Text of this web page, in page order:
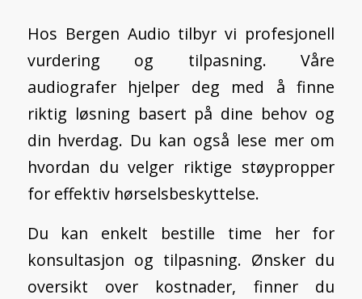
Hos Bergen Audio tilbyr vi profesjonell
vurdering og tilpasning. Våre
audiografer hjelper deg med å finne
riktig løsning basert på dine behov og
din hverdag. Du kan også lese mer om
hvordan du velger riktige støypropper
for effektiv hørselsbeskyttelse.
Du kan enkelt bestille time her for
konsultasjon og tilpasning. Ønsker du
oversikt over kostnader, finner du